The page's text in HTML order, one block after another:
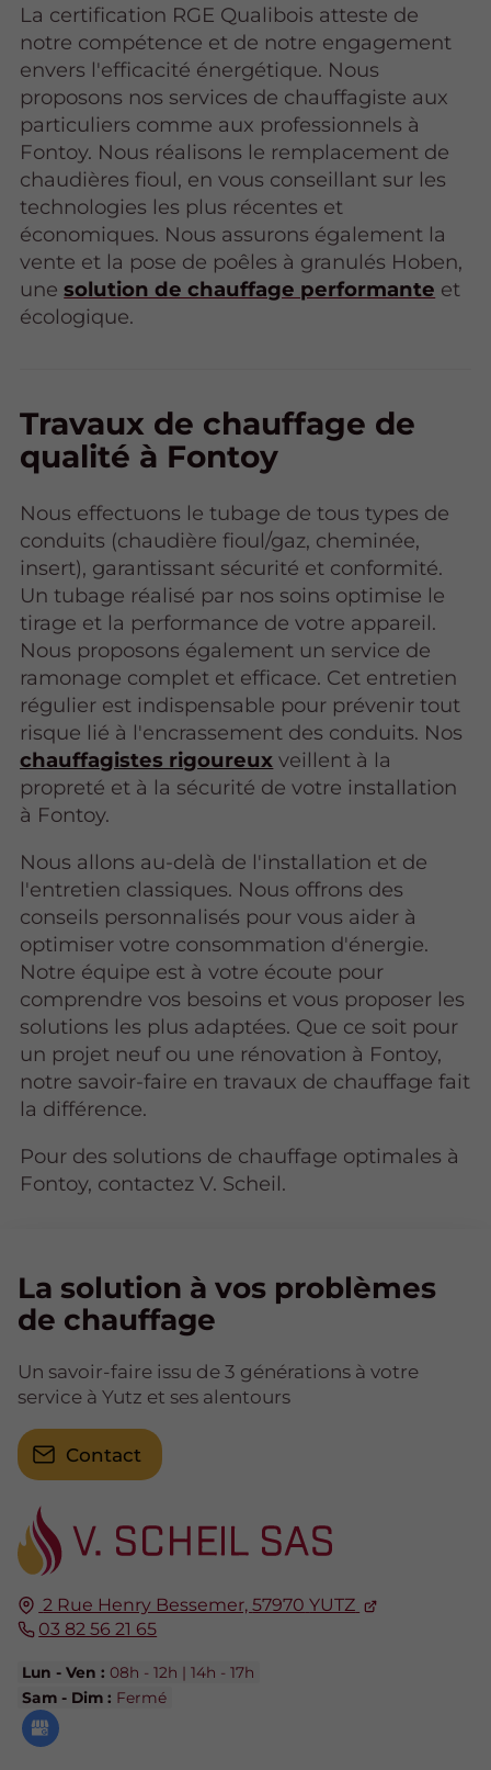
La certification RGE Qualibois atteste de
notre compétence et de notre engagement
envers l'efficacité énergétique. Nous
proposons nos services de chauffagiste aux
particuliers comme aux professionnels à
Fontoy. Nous réalisons le remplacement de
chaudières fioul, en vous conseillant sur les
technologies les plus récentes et
économiques. Nous assurons également la
vente et la pose de poêles à granulés Hoben,
unesolution de chauffage performante et
écologique.
Travaux de chauffage de
qualité à Fontoy
Nous effectuons le tubage de tous types de
conduits (chaudière fioul/gaz, cheminée,
insert), garantissant sécurité et conformité.
Un tubage réalisé par nos soins optimise le
tirage et la performance de votre appareil.
Nous proposons également un service de
ramonage complet et efficace. Cet entretien
régulier est indispensable pour prévenir tout
risque lié à l'encrassement des conduits. Nos
chauffagistes rigoureux veillent à la
propreté et à la sécurité de votre installation
à Fontoy.
Nous allons au-delà de l'installation et de
l'entretien classiques. Nous offrons des
conseils personnalisés pour vous aider à
optimiser votre consommation d'énergie.
Notre équipe est à votre écoute pour
comprendre vos besoins et vous proposer les
solutions les plus adaptées. Que ce soit pour
un projet neuf ou une rénovation à Fontoy,
notre savoir-faire en travaux de chauffage fait
la différence.
Pour des solutions de chauffage optimales à
Fontoy, contactez V. Scheil.
2 Rue Henry Bessemer,57970 YUTZ
03 82 56 21 65
Lun - Ven : 08h - 12h | 14h - 17h
Sam - Dim : Fermé
La solution à vos problèmes
de chauffage
Un savoir-faire issu de 3 générations à votre
service à Yutz et ses alentours
Contact